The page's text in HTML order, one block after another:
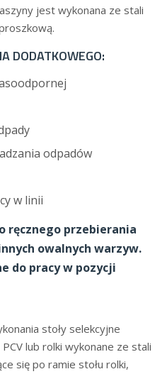
jest wykonana ze stali
DODATKOWEGO:
odpadów
w linii
ręcznego przebierania
owalnych warzyw.
do pracy w pozycji
stoły selekcyjne
lub rolki wykonane ze stali
się po ramie stołu rolki,